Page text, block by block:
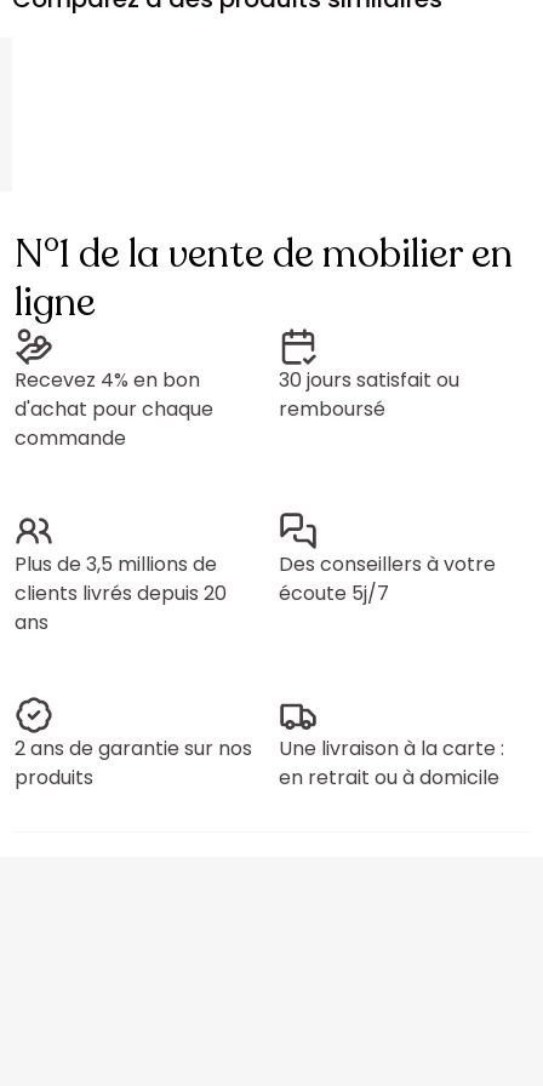
N°1 de la vente de mobilier en
ligne
Recevez 4% en bon
d'achat pour chaque
commande
30 jours satisfait ou
remboursé
Plus de 3,5 millions de
clients livrés depuis 20
ans
Des conseillers à votre
écoute 5j/7
2 ans de garantie sur nos
produits
Une livraison à la carte :
en retrait ou à domicile